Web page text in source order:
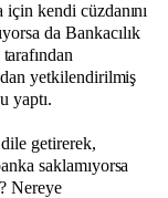
için kendi cüzdanını
da Bankacılık
yetkilendirilmiş
yaptı.
getirerek,
saklamıyorsa
Nereye